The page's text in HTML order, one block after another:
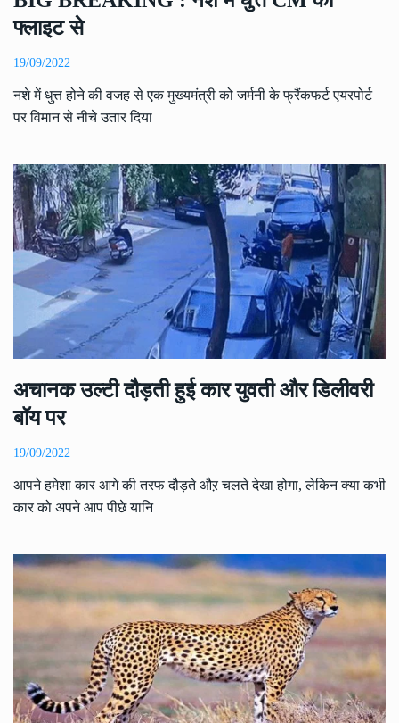
फ्लाइट से
19/09/2022
नशे में धुत्त होने की वजह से एक मुख्यमंत्री को जर्मनी के फ्रैंकफर्ट एयरपोर्ट
पर विमान से नीचे उतार दिया
अचानक उल्टी दौड़ती हुई कार युवती और डिलीवरी
बॉय पर
19/09/2022
आपने हमेशा कार आगे की तरफ दौड़ते औऱ चलते देखा होगा, लेकिन क्या कभी
कार को अपने आप पीछे यानि